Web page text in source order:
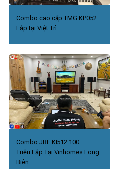
Combo cao cấp TMG KP052
Lắp tại Việt Trì.
Combo JBL KI512 100
Triệu.Lắp Tại Vinhomes Long
Biên.